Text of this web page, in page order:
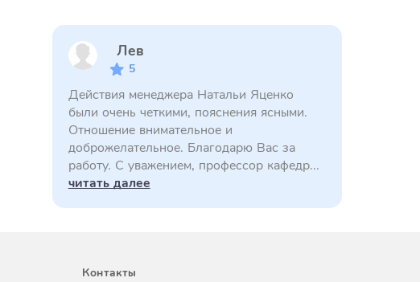
Лев
5
Действия менеджера Натальи Яценко
были очень четкими, пояснения ясными.
Отношение внимательное и
доброжелательное. Благодарю Вас за
работу. С уважением, профессор кафедр...
читать далее
Контакты